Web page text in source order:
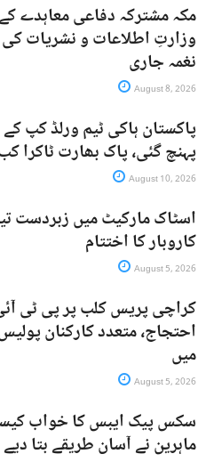
مکہ مشترکہ دفاعی معاہدے
وزارتِ اطلاعات و نشریات
نغمہ جاری
August 8, 2026
پاکستان ہاکی ٹیم ورلڈ کپ کے
پہنچ گئی، پاک بھارت ٹاکرا
August 10, 2026
اسٹاک مارکیٹ میں زبردست
کاروبار کا اختتام
August 5, 2026
کراچی پریس کلب پر پی ٹی
احتجاج، متعدد کارکنان
میں
August 5, 2026
سکس پیک ایبس کا خواب
ماہرین نے آسان طریقے بتا دیے